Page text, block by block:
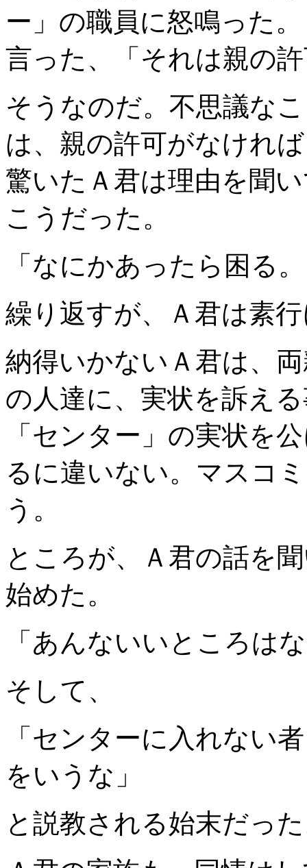
ー」の職員に怒鳴った
言った、「それは親の
そうなのだ。不思議な
は、親の許可がなけれ
驚いたＡ君は理由を聞
こうだった。
「なにかあったら困る
繰り返すが、Ａ君は素
納得いかないＡ君は、
の人達に、実状を訴え
「センター」の実状を
るに違いない。マスコ
う。
ところが、Ａ君の話を
始めた。
「あんないいところは
そして、
「センターに入れない
をいうな」
と説教される始末だっ